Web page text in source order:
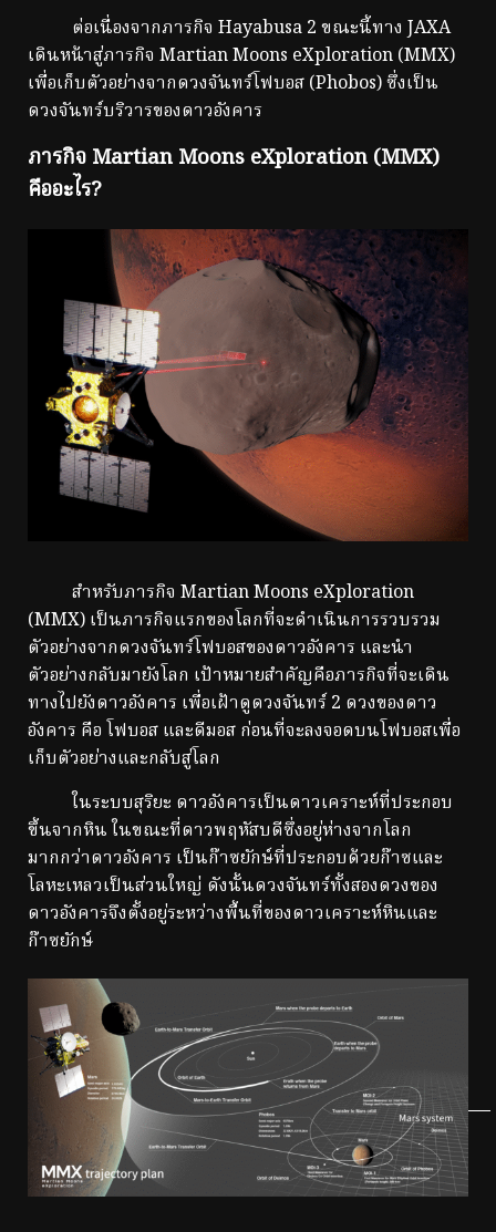
ต่อเนื่องจากภารกิจ Hayabusa 2 ขณะนี้ทาง JAXA
เดินหน้าสู่ภารกิจ Martian Moons eXploration (MMX)
เพื่อเก็บตัวอย่างจากดวงจันทร์โฟบอส (Phobos) ซึ่งเป็น
ดวงจันทร์บริวารของดาวอังคาร
ภารกิจ Martian Moons eXploration (MMX)
คืออะไร?
สำหรับภารกิจ Martian Moons eXploration
(MMX) เป็นภารกิจแรกของโลกที่จะดำเนินการรวบรวม
ตัวอย่างจากดวงจันทร์โฟบอสของดาวอังคาร และนำ
ตัวอย่างกลับมายังโลก เป้าหมายสำคัญคือภารกิจที่จะเดิน
ทางไปยังดาวอังคาร เพื่อเฝ้าดูดวงจันทร์ 2 ดวงของดาว
อังคาร คือ โฟบอส และดีมอส ก่อนที่จะลงจอดบนโฟบอสเพื่อ
เก็บตัวอย่างและกลับสู่โลก
ในระบบสุริยะ ดาวอังคารเป็นดาวเคราะห์ที่ประกอบ
ขึ้นจากหิน ในขณะที่ดาวพฤหัสบดีซึ่งอยู่ห่างจากโลก
มากกว่าดาวอังคาร เป็นก๊าซยักษ์ที่ประกอบด้วยก๊าซและ
โลหะเหลวเป็นส่วนใหญ่ ดังนั้นดวงจันทร์ทั้งสองดวงของ
ดาวอังคารจึงตั้งอยู่ระหว่างพื้นที่ของดาวเคราะห์หินและ
ก๊าซยักษ์